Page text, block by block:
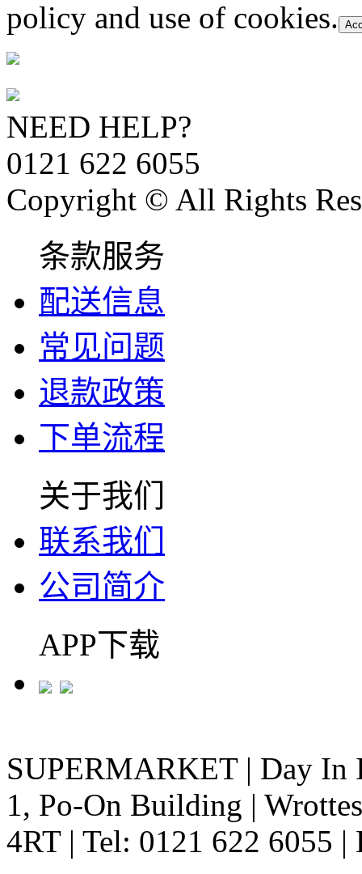
policy and use of cookies.
NEED HELP?
0121 622 6055
Copyright © All Rights
条款服务
配送信息
常见问题
退款政策
下单流程
关于我们
联系我们
公司简介
APP下载
SUPERMARKET | Day In
1, Po-On Building |
4RT | Tel: 0121 622 6055 |